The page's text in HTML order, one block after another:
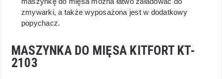
zmywarki, a także wyposażona jest w dodatkowy
popychacz.
MASZYNKA DO MIĘSA KITFORT KT-
2103